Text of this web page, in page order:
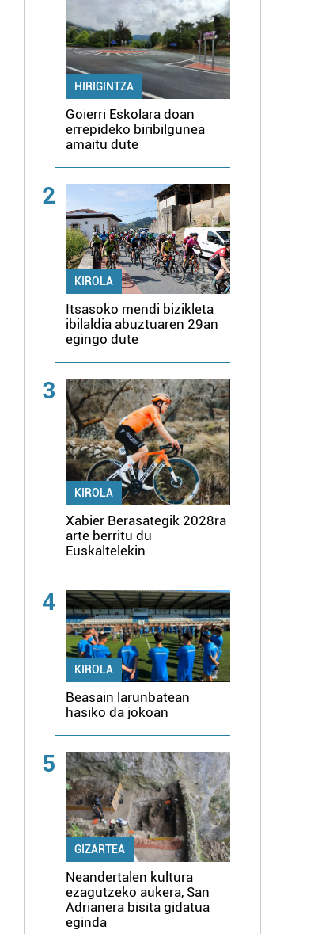
HIRIGINTZA
Goierri Eskolara doan
errepideko biribilgunea
amaitu dute
2
KIROLA
Itsasoko mendi bizikleta
ibilaldia abuztuaren 29an
egingo dute
3
KIROLA
Xabier Berasategik 2028ra
arte berritu du
Euskaltelekin
4
KIROLA
Beasain larunbatean
hasiko da jokoan
5
GIZARTEA
Neandertalen kultura
ezagutzeko aukera, San
Adrianera bisita gidatua
eginda